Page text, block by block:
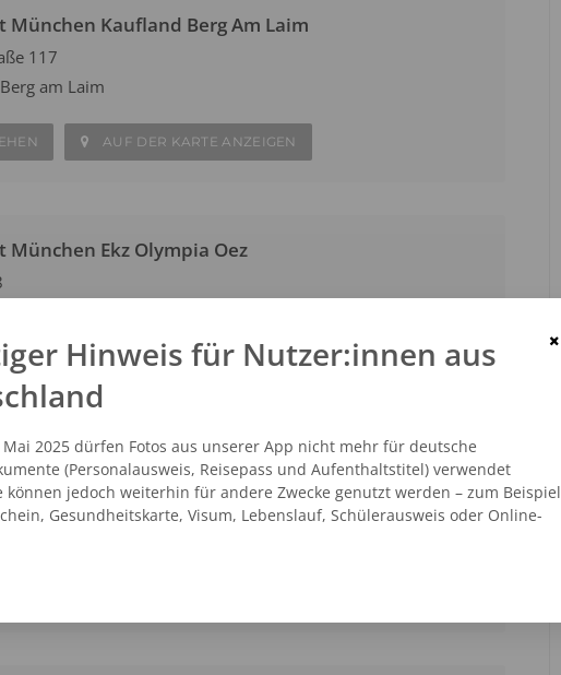
München Kaufland Berg Am Laim
117
am Laim
AUF DER KARTE ANZEIGEN
München Ekz Olympia Oez
AUF DER KARTE ANZEIGEN
S-Bhf Karlsplatz (Stachus)
×
Hinweis für Nutzer:innen aus
Mai 2025 dürfen Fotos aus unserer App nicht mehr für deutsche
(Personalausweis, Reisepass und Aufenthaltstitel) verwendet
können jedoch weiterhin für andere Zwecke genutzt werden – zum Beispiel
Gesundheitskarte, Visum, Lebenslauf, Schülerausweis oder Online-